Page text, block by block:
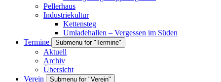
Pellerhaus
Industriekultur
Kettensteg
Umladehallen – Vergessen im Süden
Termine
Submenu for "Termine"
Aktuell
Archiv
Übersicht
Verein
Submenu for "Verein"